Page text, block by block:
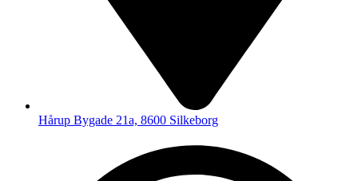
Hårup Bygade 21a, 8600 Silkeborg